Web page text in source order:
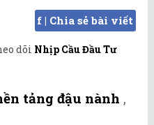
f | Chia sẻ bài viết
dõi Nhịp Cầu Đầu Tư
tảng đậu nành ,